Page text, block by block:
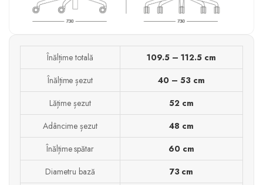
Înălțime totală
109.5 – 112.5 cm
Înălțime șezut
40 – 53 cm
Lățime șezut
52 cm
Adâncime șezut
48 cm
Înălțime spătar
60 cm
Diametru bază
73 cm